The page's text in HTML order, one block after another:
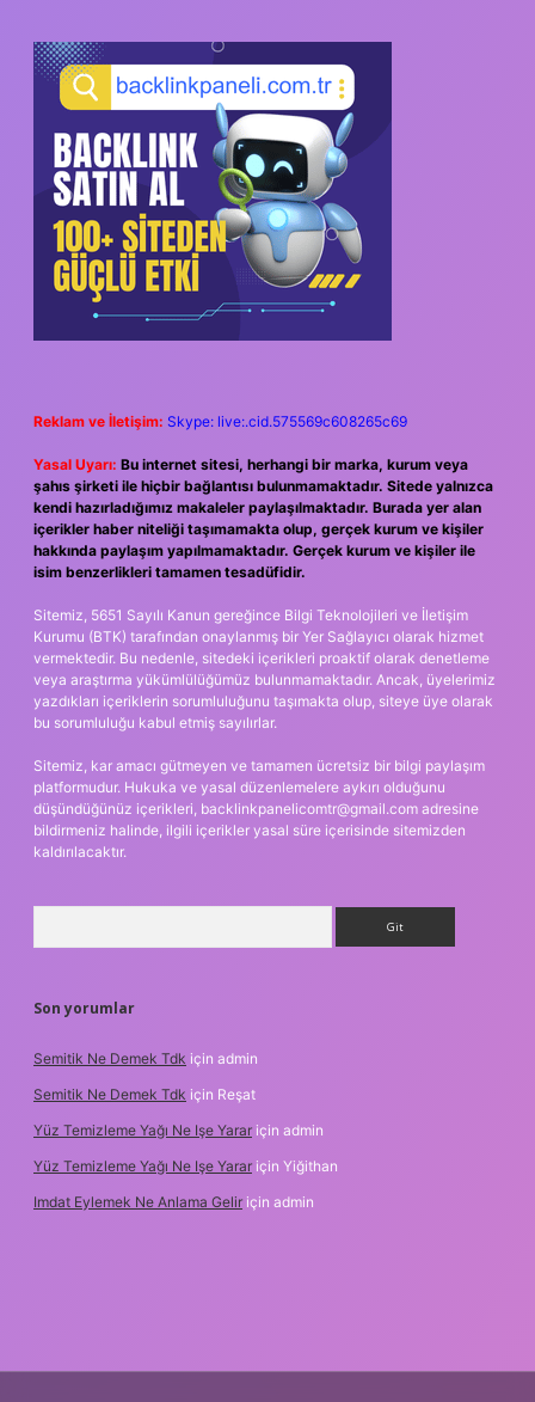
Reklam ve İletişim: Skype: live:.cid.575569c608265c69
Yasal Uyarı: Bu internet sitesi, herhangi bir marka, kurum veya
şahıs şirketi ile hiçbir bağlantısı bulunmamaktadır. Sitede yalnızca
kendi hazırladığımız makaleler paylaşılmaktadır. Burada yer alan
içerikler haber niteliği taşımamakta olup, gerçek kurum ve kişiler
hakkında paylaşım yapılmamaktadır. Gerçek kurum ve kişiler ile
isim benzerlikleri tamamen tesadüfidir.
Sitemiz, 5651 Sayılı Kanun gereğince Bilgi Teknolojileri ve İletişim
Kurumu (BTK) tarafından onaylanmış bir Yer Sağlayıcı olarak hizmet
vermektedir. Bu nedenle, sitedeki içerikleri proaktif olarak denetleme
veya araştırma yükümlülüğümüz bulunmamaktadır. Ancak, üyelerimiz
yazdıkları içeriklerin sorumluluğunu taşımakta olup, siteye üye olarak
bu sorumluluğu kabul etmiş sayılırlar.
Sitemiz, kar amacı gütmeyen ve tamamen ücretsiz bir bilgi paylaşım
platformudur. Hukuka ve yasal düzenlemelere aykırı olduğunu
düşündüğünüz içerikleri, backlinkpanelicomtr@gmail.com adresine
bildirmeniz halinde, ilgili içerikler yasal süre içerisinde sitemizden
kaldırılacaktır.
Son yorumlar
Semitik Ne Demek Tdk için admin
Semitik Ne Demek Tdk için Reşat
Yüz Temizleme Yağı Ne Işe Yarar için admin
Yüz Temizleme Yağı Ne Işe Yarar için Yiğithan
Imdat Eylemek Ne Anlama Gelir için admin